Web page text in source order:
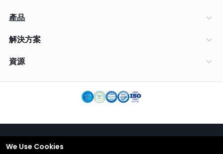
產品
解決方案
資源
繁體中文
We Use Cookies